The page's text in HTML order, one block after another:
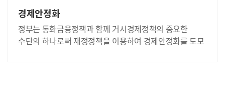
경제안정화
정부는 통화금융정책과 함께 거시경제정책의 중요한
수단의 하나로써 재정정책을 이용하여 경제안정화를 도모